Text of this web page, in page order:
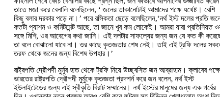
তাতে মজা করে বেনালি বলেছিলেন, ‘‌ জনের তাকানোটাই আমাদের পক্ষে যথেষ্ট। বেশি
কিছু বলার দরকার পড়ে না।’‌ পরে রসিকতা ছেড়ে বলেছিলেন,‘নর্থ ইস্ট দলের প্রতি
কতটা প্যাশন ও কমিটমেন্ট আছে, তা জানে খুব কম লোকেই। আমরা যারা প্রতিনিয়ত
সঙ্গে মিশি, ওর আবেগের কথা জানি। এই দলটার সাফল্যের জন্য জন যে কত কী
তা বলে বোঝানো যাবে না। ওর কাছে কৃতজ্ঞতার শেষ নেই। তাই এই ট্রফি দলের
তরফ থেকে জনের জন্য বিশেষ উপহার।’‌
রাষ্ট্রপতি দ্রৌপদী মুর্মুর হাত থেকে ট্রফি নিয়ে উচ্ছ্বসিত জন আব্রাহাম। ক্লাবের পক্ষে
ভারতের রাষ্ট্রপতি দ্রৌপদী মুর্মুকে কৃতজ্ঞতা প্রদশর্ন করে জন বলেন, নর্থ ইস্ট
ইউনাইটেডের জন্য এই স্বীকৃতি বিরাট সম্মানের। নর্থ ইস্টের মানুষের জন্য এক গর্বের